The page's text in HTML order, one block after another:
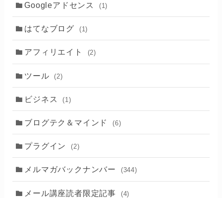
Googleアドセンス (1)
はてなブログ (1)
アフィリエイト (2)
ツール (2)
ビジネス (1)
ブログテク＆マインド (6)
プラグイン (2)
メルマガバックナンバー (344)
メール講座読者限定記事 (4)